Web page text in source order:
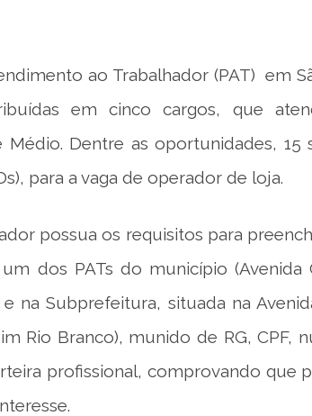
ao Trabalhador (PAT) em
em cinco cargos, que
Médio. Dentre as oportunidades, 15
para a vaga de operador de loja.
possua os requisitos para
dos PATs do município (Avenida
na Subprefeitura, situada na
Rio Branco), munido de RG, CPF,
profissional, comprovando que